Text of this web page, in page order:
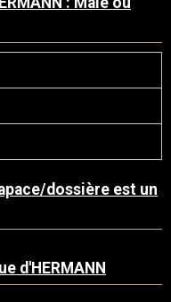
dossière est un
d'HERMANN